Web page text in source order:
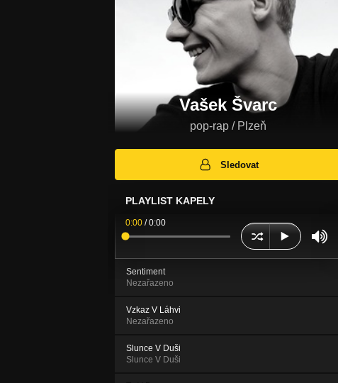
Vašek Švarc
pop-rap / Plzeň
Sledovat
PLAYLIST KAPELY
0:00 /0:00
Sentiment
Nezařazeno
Vzkaz V Láhvi
Nezařazeno
Slunce V Duši
Slunce V Duši